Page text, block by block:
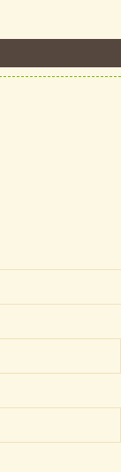
」
載されました
Fc Bombo